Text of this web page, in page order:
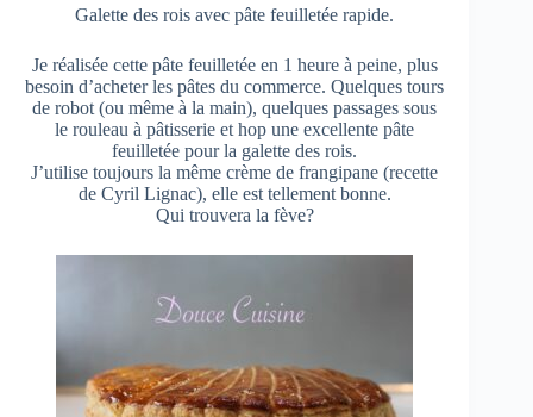
Galette des rois avec pâte feuilletée rapide.
Je réalisée cette pâte feuilletée en 1 heure à peine, plus
besoin d’acheter les pâtes du commerce. Quelques tours
de robot (ou même à la main), quelques passages sous
le rouleau à pâtisserie et hop une excellente pâte
feuilletée pour la galette des rois.
J’utilise toujours la même crème de frangipane (recette
de Cyril Lignac), elle est tellement bonne.
Qui trouvera la fève?